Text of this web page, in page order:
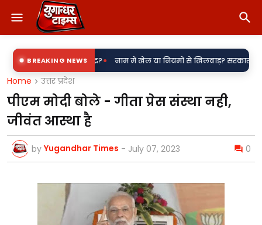
BREAKING NEWS
उपकेंद्र?• नाम में खेल या नियमों से खिलवाड़? सरकारी शिलापट्टों पर
Home उत्तर प्रदेश
पीएम मोदी बोले - गीता प्रेस संस्था नही,
जीवंत आस्था है
by Yugandhar Times - July 07, 2023 0